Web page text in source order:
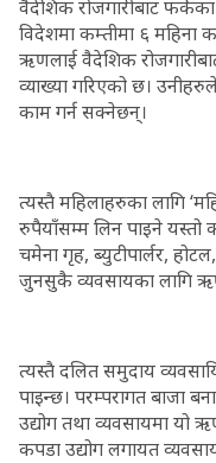
वैदेशिक रोजगारीबाट
विदेशमा कम्तीमा ६ महिना
ऋणलाई वैदेशिक
व्याख्या गरिएको छ।
काम गर्न सक्नेछन्।
त्यस्तै महिलाहरुका लागि
रुपैयाँसम्म लिन पाइने यस्तो
चमेना गृह, ब्युटीपार्लर,
जुनसुकै व्यवसायका लागि
त्यस्तै दलित समुदाय
पाइन्छ। परम्परागत बाजा
उद्योग तथा व्यवसायमा यो
कपडा उद्योग लगायत